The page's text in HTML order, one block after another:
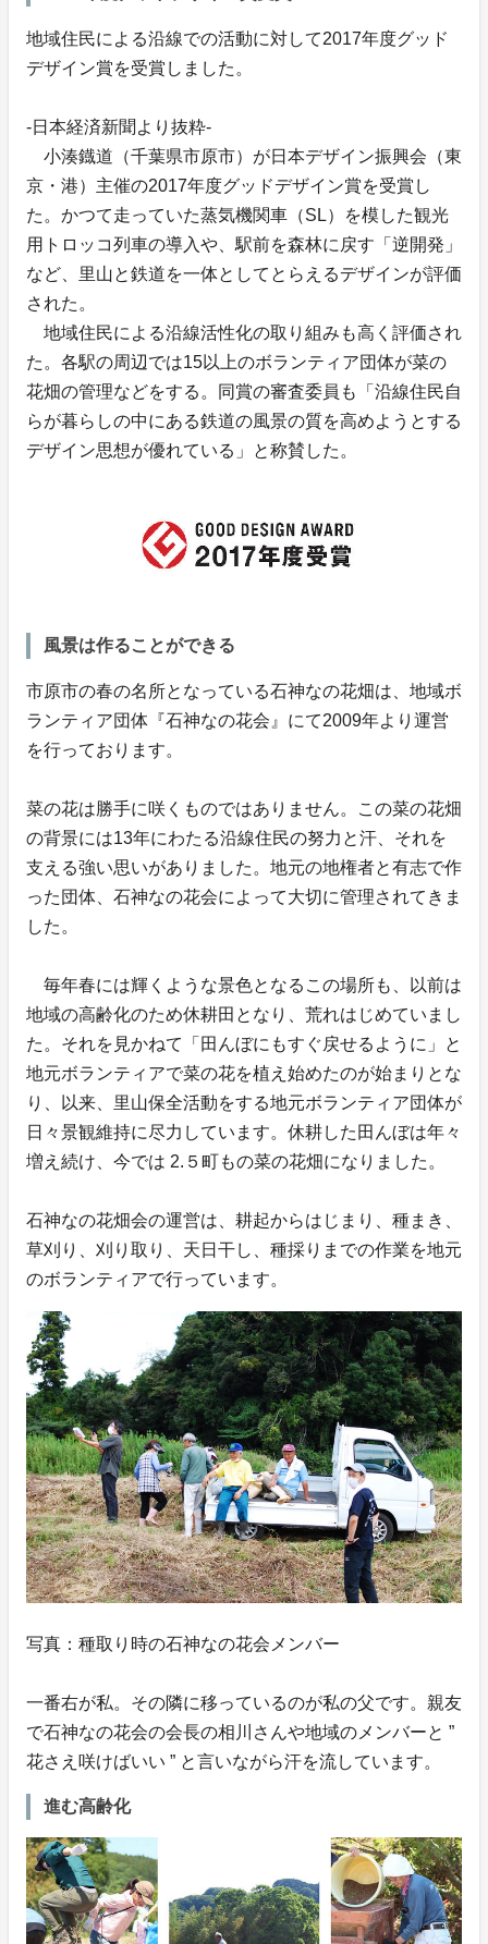
地域住民による沿線での活動に対して2017年度グッド
デザイン賞を受賞しました。
-日本経済新聞より抜粋-
小湊鐡道（千葉県市原市）が日本デザイン振興会（東
京・港）主催の2017年度グッドデザイン賞を受賞し
た。かつて走っていた蒸気機関車（SL）を模した観光
用トロッコ列車の導入や、駅前を森林に戻す「逆開発」
など、里山と鉄道を一体としてとらえるデザインが評価
された。
地域住民による沿線活性化の取り組みも高く評価され
た。各駅の周辺では15以上のボランティア団体が菜の
花畑の管理などをする。同賞の審査委員も「沿線住民自
らが暮らしの中にある鉄道の風景の質を高めようとする
デザイン思想が優れている」と称賛した。
風景は作ることができる
市原市の春の名所となっている石神なの花畑は、地域ボ
ランティア団体『石神なの花会』にて2009年より運営
を行っております。
菜の花は勝手に咲くものではありません。この菜の花畑
の背景には13年にわたる沿線住民の努力と汗、それを
支える強い思いがありました。地元の地権者と有志で作
った団体、石神なの花会によって大切に管理されてきま
した。
毎年春には輝くような景色となるこの場所も、以前は
地域の高齢化のため休耕田となり、荒れはじめていまし
た。それを見かねて「田んぼにもすぐ戻せるように」と
地元ボランティアで菜の花を植え始めたのが始まりとな
り、以来、里山保全活動をする地元ボランティア団体が
日々景観維持に尽力しています。休耕した田んぼは年々
増え続け、今では 2.５町もの菜の花畑になりました。
石神なの花畑会の運営は、耕起からはじまり、種まき、
草刈り、刈り取り、天日干し、種採りまでの作業を地元
のボランティアで行っています。
写真：種取り時の石神なの花会メンバー
一番右が私。その隣に移っているのが私の父です。親友
で石神なの花会の会長の相川さんや地域のメンバーと ”
花さえ咲けばいい ” と言いながら汗を流しています。
進む高齢化